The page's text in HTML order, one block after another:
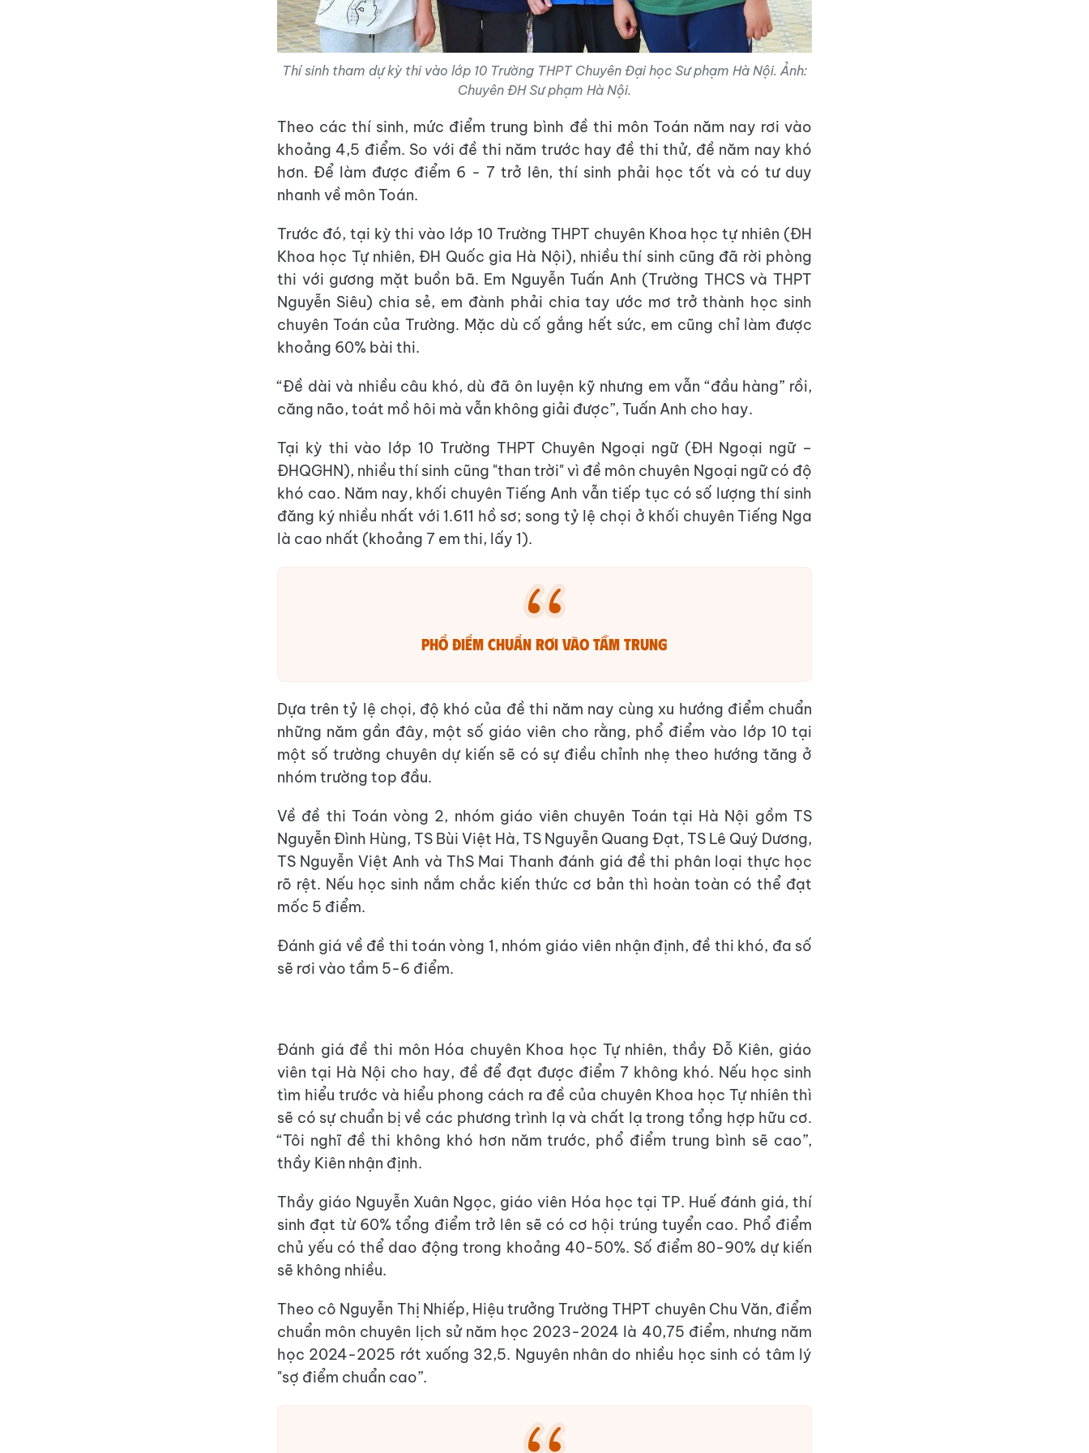
Thí sinh tham dự kỳ thi vào lớp 10 Trường THPT Chuyên Đại học Sư phạm Hà Nội. Ảnh:
Chuyên ĐH Sư phạm Hà Nội.
Theo các thí sinh, mức điểm trung bình đề thi môn Toán năm nay rơi vào
khoảng 4,5 điểm. So với đề thi năm trước hay đề thi thử, đề năm nay khó
hơn. Để làm được điểm 6 - 7 trở lên, thí sinh phải học tốt và có tư duy
nhanh về môn Toán.
Trước đó, tại kỳ thi vào lớp 10 Trường THPT chuyên Khoa học tự nhiên (ĐH
Khoa học Tự nhiên, ĐH Quốc gia Hà Nội), nhiều thí sinh cũng đã rời phòng
thi với gương mặt buồn bã. Em Nguyễn Tuấn Anh (Trường THCS và THPT
Nguyễn Siêu) chia sẻ, em đành phải chia tay ước mơ trở thành học sinh
chuyên Toán của Trường. Mặc dù cố gắng hết sức, em cũng chỉ làm được
khoảng 60% bài thi.
“Đề dài và nhiều câu khó, dù đã ôn luyện kỹ nhưng em vẫn “đầu hàng” rồi,
căng não, toát mồ hôi mà vẫn không giải được”, Tuấn Anh cho hay.
Tại kỳ thi vào lớp 10 Trường THPT Chuyên Ngoại ngữ (ĐH Ngoại ngữ –
ĐHQGHN), nhiều thí sinh cũng "than trời" vì đề môn chuyên Ngoại ngữ có độ
khó cao. Năm nay, khối chuyên Tiếng Anh vẫn tiếp tục có số lượng thí sinh
đăng ký nhiều nhất với 1.611 hồ sơ; song tỷ lệ chọi ở khối chuyên Tiếng Nga
là cao nhất (khoảng 7 em thi, lấy 1).
Phổ điểm chuẩn rơi vào tầm trung
Dựa trên tỷ lệ chọi, độ khó của đề thi năm nay cùng xu hướng điểm chuẩn
những năm gần đây, một số giáo viên cho rằng, phổ điểm vào lớp 10 tại
một số trường chuyên dự kiến sẽ có sự điều chỉnh nhẹ theo hướng tăng ở
nhóm trường top đầu.
Về đề thi Toán vòng 2, nhóm giáo viên chuyên Toán tại Hà Nội gồm TS
Nguyễn Đình Hùng, TS Bùi Việt Hà, TS Nguyễn Quang Đạt, TS Lê Quý Dương,
TS Nguyễn Việt Anh và ThS Mai Thanh đánh giá đề thi phân loại thực học
rõ rệt. Nếu học sinh nắm chắc kiến thức cơ bản thì hoàn toàn có thể đạt
mốc 5 điểm.
Đánh giá về đề thi toán vòng 1, nhóm giáo viên nhận định, đề thi khó, đa số
sẽ rơi vào tầm 5-6 điểm.
Đánh giá đề thi môn Hóa chuyên Khoa học Tự nhiên, thầy Đỗ Kiên, giáo
viên tại Hà Nội cho hay, đề để đạt được điểm 7 không khó. Nếu học sinh
tìm hiểu trước và hiểu phong cách ra đề của chuyên Khoa học Tự nhiên thì
sẽ có sự chuẩn bị về các phương trình lạ và chất lạ trong tổng hợp hữu cơ.
“Tôi nghĩ đề thi không khó hơn năm trước, phổ điểm trung bình sẽ cao”,
thầy Kiên nhận định.
Thầy giáo Nguyễn Xuân Ngọc, giáo viên Hóa học tại TP. Huế đánh giá, thí
sinh đạt từ 60% tổng điểm trở lên sẽ có cơ hội trúng tuyển cao. Phổ điểm
chủ yếu có thể dao động trong khoảng 40-50%. Số điểm 80-90% dự kiến
sẽ không nhiều.
Theo cô Nguyễn Thị Nhiếp, Hiệu trưởng Trường THPT chuyên Chu Văn, điểm
chuẩn môn chuyên lịch sử năm học 2023-2024 là 40,75 điểm, nhưng năm
học 2024-2025 rớt xuống 32,5. Nguyên nhân do nhiều học sinh có tâm lý
"sợ điểm chuẩn cao”.